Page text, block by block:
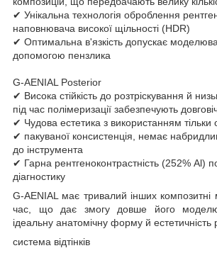
✔ Унікальна технологія оброблення
наповнювача високої щільності (HDR)
✔ Оптимальна в'язкість допускає
допомогою пензлика
G-AENIAL Posterior
✔ Висока стійкість до розтріскування й
під час полімеризації забезпечують
✔ Чудова естетика з використанням тільки
✔ пакуваної консистенція, немає
до інструмента
✔ Гарна рентгеноконтрастність (252% Al)
діагностику
G-AENIAL має тривалий інших композитні
час, що дає змогу довше його
ідеальну анатомічну форму й естетичність
система відтінків